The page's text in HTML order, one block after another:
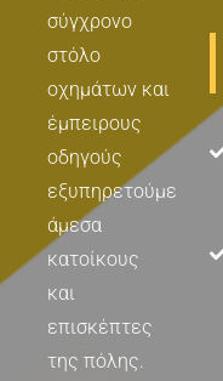
σύγχρονο
στόλο
οχημάτων και
έμπειρους
οδηγούς
εξυπηρετούμε
άμεσα
κατοίκους
και
επισκέπτες
της πόλης.